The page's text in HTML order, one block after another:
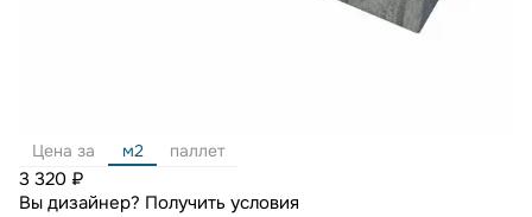
Цена за м2 паллет
3 320 ₽
Вы дизайнер? Получить условия